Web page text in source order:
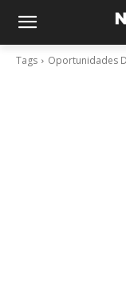
Tags Oportunidades